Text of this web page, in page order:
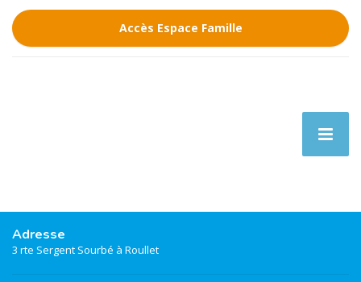
Accès Espace Famille
Adresse
3 rte Sergent Sourbé à Roullet